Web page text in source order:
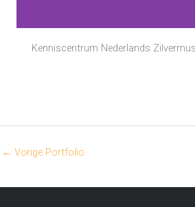
Kenniscentrum Nederlands
← Vorige Portfolio